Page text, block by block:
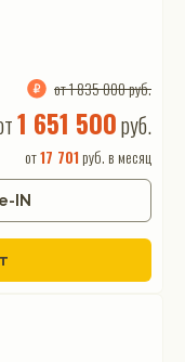
от 1 835 000 руб.
1 651 500руб.
от17 701 руб. в месяц
IN